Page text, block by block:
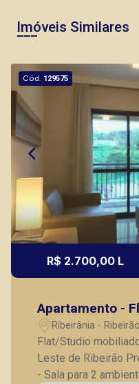
Imóveis Similares
Cód. 129575
R$ 2.700,00 L
Apartamento -
Ribeirânia -
Flat/Studio
Leste de Ribeirão Preto/SP. - 1
- Sala para 2